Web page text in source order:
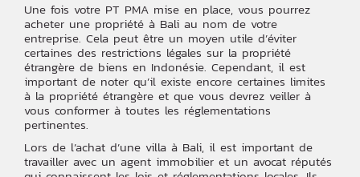
Une fois votre PT PMA mise en place, vous pourrez
acheter une propriété à Bali au nom de votre
entreprise. Cela peut être un moyen utile d’éviter
certaines des restrictions légales sur la propriété
étrangère de biens en Indonésie. Cependant, il est
important de noter qu’il existe encore certaines limites
à la propriété étrangère et que vous devrez veiller à
vous conformer à toutes les réglementations
pertinentes.
Lors de l’achat d’une villa à Bali, il est important de
travailler avec un agent immobilier et un avocat réputés